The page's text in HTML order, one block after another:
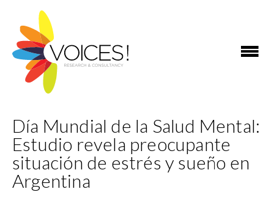
Día Mundial de la Salud Mental:
Estudio revela preocupante
situación de estrés y sueño en
Argentina